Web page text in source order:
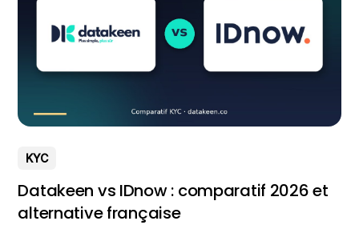
KYC
Datakeen vs IDnow : comparatif 2026 et
alternative française